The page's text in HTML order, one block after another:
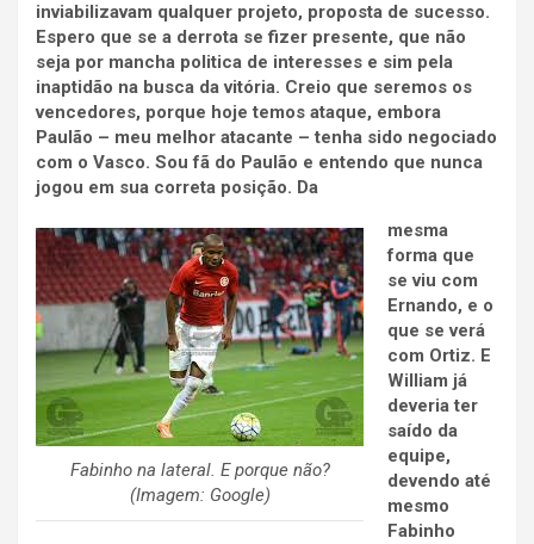
inviabilizavam qualquer projeto, proposta de sucesso.
Espero que se a derrota se fizer presente, que não
seja por mancha politica de interesses e sim pela
inaptidão na busca da vitória. Creio que seremos os
vencedores, porque hoje temos ataque, embora
Paulão – meu melhor atacante – tenha sido negociado
com o Vasco. Sou fã do Paulão e entendo que nunca
jogou em sua correta posição. Da
Fabinho na lateral. E porque não?
(Imagem: Google)
mesma
forma que
se viu com
Ernando, e o
que se verá
com Ortiz. E
William já
deveria ter
saído da
equipe,
devendo até
mesmo
Fabinho